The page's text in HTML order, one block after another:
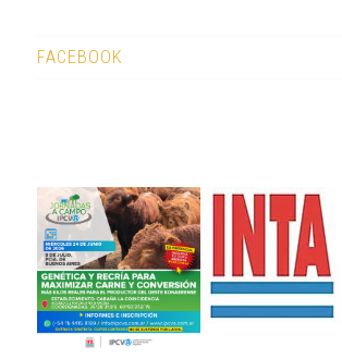
FACEBOOK